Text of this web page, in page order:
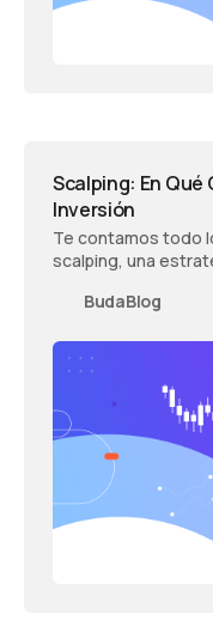
Scalping: En
Inversión
Te contamos todo
scalping, una
BudaBlog